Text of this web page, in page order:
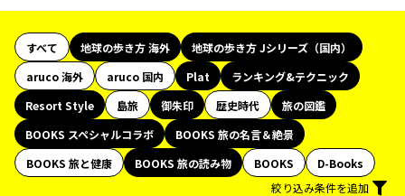
すべて 地球の歩き方 海外
地球の歩き方 Jシリーズ（国内）
aruco 海外
aruco 国内 Plat
ランキング&テクニック
Resort Style
島旅 御朱印 歴史時代
旅の図鑑
BOOKS スペシャルコラボ
BOOKS 旅の名言＆絶景
BOOKS 旅と健康
BOOKS 旅の読み物 BOOKS
D-Books
絞り込み条件を追加